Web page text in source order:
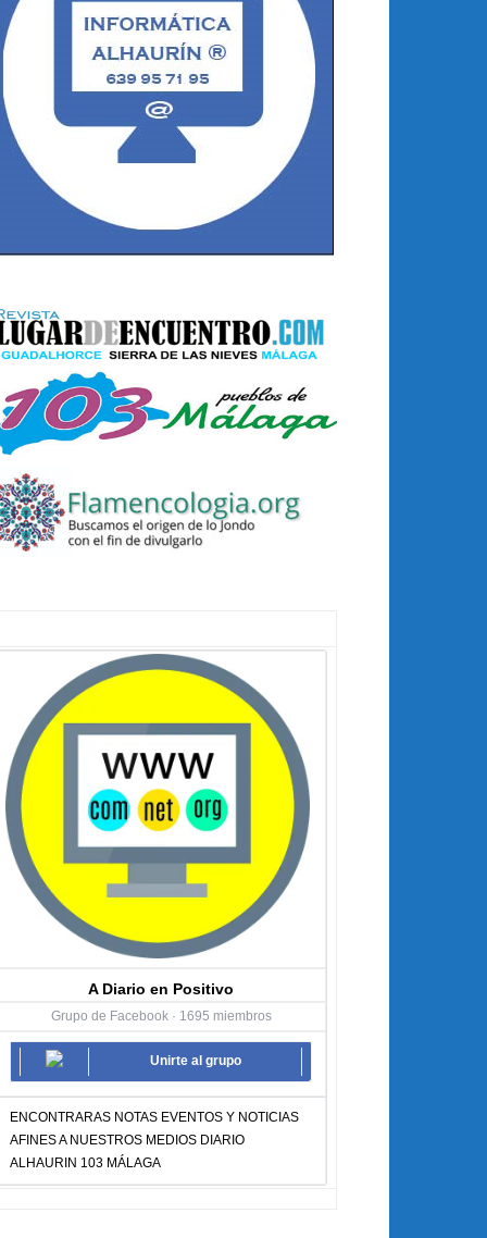
A Diario en Positivo
Grupo de Facebook · 1695 miembros
Unirte al grupo
ENCONTRARAS NOTAS EVENTOS Y NOTICIAS
AFINES A NUESTROS MEDIOS DIARIO
ALHAURIN 103 MÁLAGA